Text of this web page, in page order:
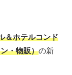
＆ホテルコンド
・物販）の新